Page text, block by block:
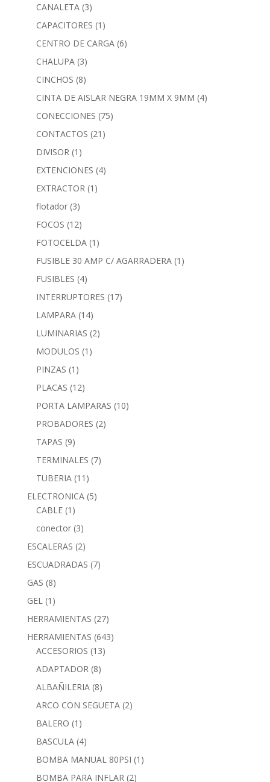
CANALETA (3)
CAPACITORES (1)
CENTRO DE CARGA (6)
CHALUPA (3)
CINCHOS (8)
CINTA DE AISLAR NEGRA 19MM X 9MM (4)
CONECCIONES (75)
CONTACTOS (21)
DIVISOR (1)
EXTENCIONES (4)
EXTRACTOR (1)
flotador (3)
FOCOS (12)
FOTOCELDA (1)
FUSIBLE 30 AMP C/ AGARRADERA (1)
FUSIBLES (4)
INTERRUPTORES (17)
LAMPARA (14)
LUMINARIAS (2)
MODULOS (1)
PINZAS (1)
PLACAS (12)
PORTA LAMPARAS (10)
PROBADORES (2)
TAPAS (9)
TERMINALES (7)
TUBERIA (11)
ELECTRONICA (5)
CABLE (1)
conector (3)
ESCALERAS (2)
ESCUADRADAS (7)
GAS (8)
GEL (1)
HERRAMIENTAS (27)
HERRAMIENTAS (643)
ACCESORIOS (13)
ADAPTADOR (8)
ALBAÑILERIA (8)
ARCO CON SEGUETA (2)
BALERO (1)
BASCULA (4)
BOMBA MANUAL 80PSI (1)
BOMBA PARA INFLAR (2)